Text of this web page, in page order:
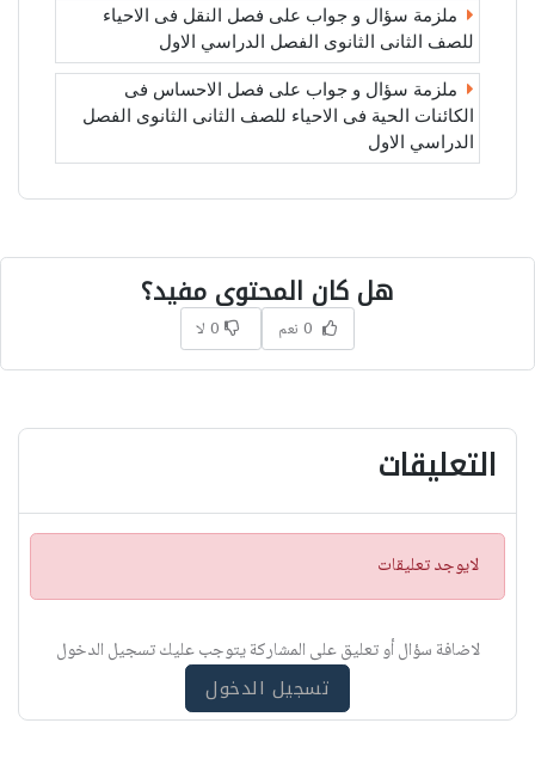
ملزمة سؤال و جواب على فصل النقل فى الاحياء
للصف الثانى الثانوى الفصل الدراسي الاول
ملزمة سؤال و جواب على فصل الاحساس فى
الكائنات الحية فى الاحياء للصف الثانى الثانوى الفصل
الدراسي الاول
هل كان المحتوى مفيد؟
0 نعم 0 لا
التعليقات
ت
ن
ي
لايوجد تعليقات
لاضافة سؤال أو تعليق على المشاركة يتوجب عليك تسجيل الدخول
تسجيل الدخول